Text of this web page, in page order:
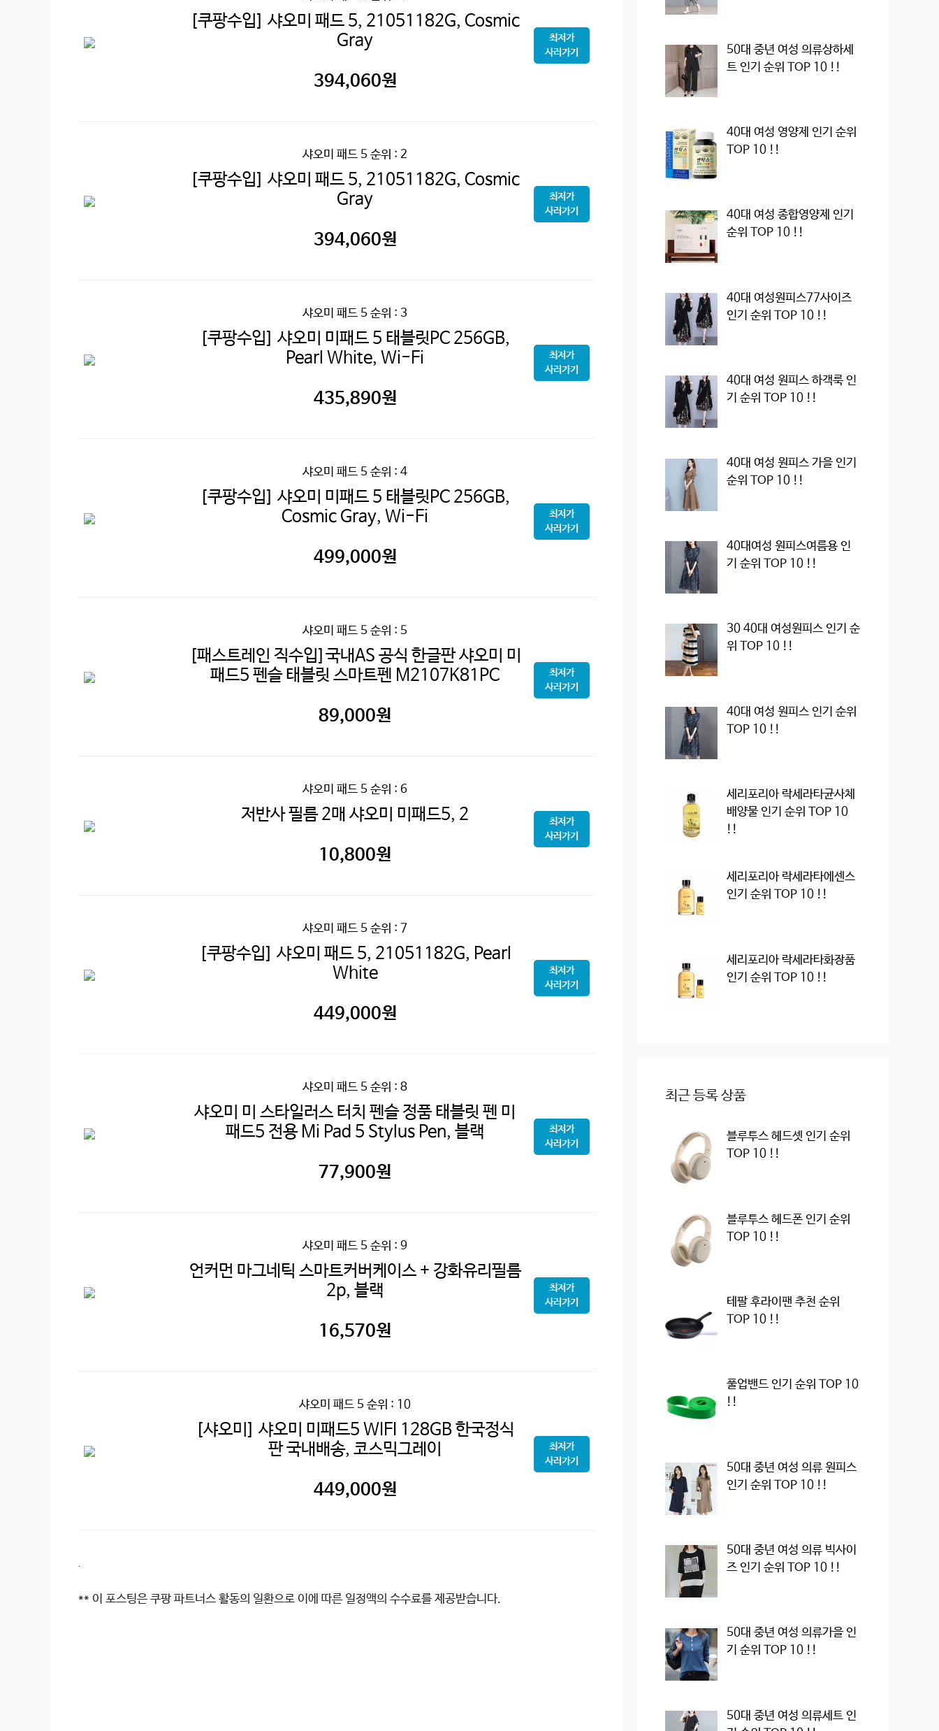
[쿠팡수입] 샤오미 패드 5, 21051182G, Cosmic
Gray
394,060원
최저가
사러가기
샤오미 패드 5 순위 : 2
[쿠팡수입] 샤오미 패드 5, 21051182G, Cosmic
Gray
394,060원
최저가
사러가기
샤오미 패드 5 순위 : 3
[쿠팡수입] 샤오미 미패드 5 태블릿PC 256GB,
Pearl White, Wi-Fi
435,890원
최저가
사러가기
샤오미 패드 5 순위 : 4
[쿠팡수입] 샤오미 미패드 5 태블릿PC 256GB,
Cosmic Gray, Wi-Fi
499,000원
최저가
사러가기
샤오미 패드 5 순위 : 5
[패스트레인 직수입]국내AS 공식 한글판 샤오미 미
패드5 펜슬 태블릿 스마트펜 M2107K81PC
89,000원
최저가
사러가기
샤오미 패드 5 순위 : 6
저반사 필름 2매 샤오미 미패드5, 2
10,800원
최저가
사러가기
샤오미 패드 5 순위 : 7
[쿠팡수입] 샤오미 패드 5, 21051182G, Pearl
White
449,000원
최저가
사러가기
샤오미 패드 5 순위 : 8
샤오미 미 스타일러스 터치 펜슬 정품 태블릿 펜 미
패드5 전용 Mi Pad 5 Stylus Pen, 블랙
77,900원
최저가
사러가기
샤오미 패드 5 순위 : 9
언커먼 마그네틱 스마트커버케이스 + 강화유리필름
2p, 블랙
16,570원
최저가
사러가기
샤오미 패드 5 순위 : 10
[샤오미] 샤오미 미패드5 WIFI 128GB 한국정식
판 국내배송, 코스믹그레이
449,000원
최저가
사러가기
.
** 이 포스팅은 쿠팡 파트너스 활동의 일환으로 이에 따른 일정액의 수수료를 제공받습니다.
50대 중년 여성 의류상하세
트 인기 순위 TOP 10 !!
40대 여성 영양제 인기 순위
TOP 10 !!
40대 여성 종합영양제 인기
순위 TOP 10 !!
40대 여성원피스77사이즈
인기 순위 TOP 10 !!
40대 여성 원피스 하객룩 인
기 순위 TOP 10 !!
40대 여성 원피스 가을 인기
순위 TOP 10 !!
40대여성 원피스여름용 인
기 순위 TOP 10 !!
30 40대 여성원피스 인기 순
위 TOP 10 !!
40대 여성 원피스 인기 순위
TOP 10 !!
세리포리아 락세라타균사체
배양물 인기 순위 TOP 10
!!
세리포리아 락세라타에센스
인기 순위 TOP 10 !!
세리포리아 락세라타화장품
인기 순위 TOP 10 !!
최근 등록 상품
블루투스 헤드셋 인기 순위
TOP 10 !!
블루투스 헤드폰 인기 순위
TOP 10 !!
테팔 후라이팬 추천 순위
TOP 10 !!
풀업밴드 인기 순위 TOP 10
!!
50대 중년 여성 의류 원피스
인기 순위 TOP 10 !!
50대 중년 여성 의류 빅사이
즈 인기 순위 TOP 10 !!
50대 중년 여성 의류가을 인
기 순위 TOP 10 !!
50대 중년 여성 의류세트 인